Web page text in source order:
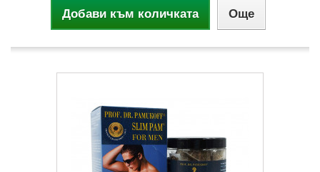
Добави към количката Още